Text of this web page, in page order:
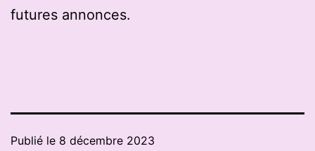
futures annonces.
Publié le 8 décembre 2023